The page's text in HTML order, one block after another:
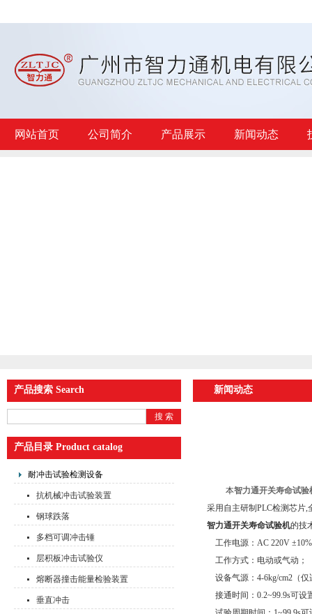
网站首页 公司简介 产品展示 新闻动态
产品搜索 Search
产品目录 Product catalog
耐冲击试验检测设备
抗机械冲击试验装置
钢球跌落
多档可调冲击锤
层积板冲击试验仪
熔断器撞击能量检验装置
垂直冲击
新闻动态
本智力通开关寿命试验
采用自主研制PLC检测芯片
智力通开关寿命试验机的技
工作电源：AC 220V
工作方式：电动或气动；
设备气源：4-6kg/cm2（仅
接通时间：0.2~99.9s可设